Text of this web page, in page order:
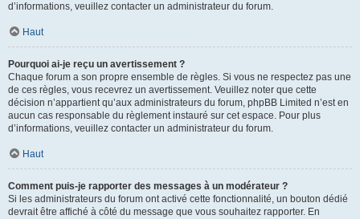
d’informations, veuillez contacter un administrateur du forum.
Haut
Pourquoi ai-je reçu un avertissement ?
Chaque forum a son propre ensemble de règles. Si vous ne respectez pas une
de ces règles, vous recevrez un avertissement. Veuillez noter que cette
décision n’appartient qu’aux administrateurs du forum, phpBB Limited n’est en
aucun cas responsable du règlement instauré sur cet espace. Pour plus
d’informations, veuillez contacter un administrateur du forum.
Haut
Comment puis-je rapporter des messages à un modérateur ?
Si les administrateurs du forum ont activé cette fonctionnalité, un bouton dédié
devrait être affiché à côté du message que vous souhaitez rapporter. En